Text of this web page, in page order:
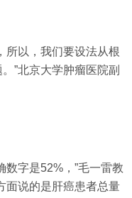
所以，我们要设法从根
”北京大学肿瘤医院副
数字是52%，”毛一雷教
面说的是肝癌患者总量